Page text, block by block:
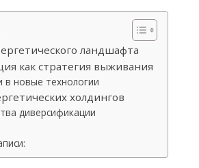
ландшафта
как стратегия выживания
в новые технологии
холдингов
диверсификации